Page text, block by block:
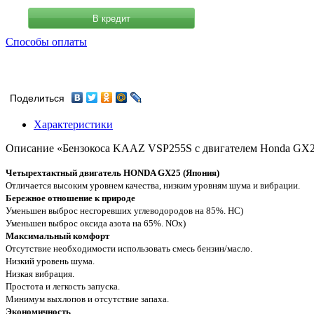
В кредит
Способы оплаты
Поделиться
Характеристики
Описание «Бензокоса KAAZ VSP255S с двигателем Honda
Четырехтактный двигатель HONDA GX25 (Япония)
Отличается высоким уровнем качества, низким уровням шума и вибрации.
Бережное отношение к природе
Уменьшен выброс несгоревших углеводородов на 85%. НС)
Уменьшен выброс оксида азота на 65%. NOx)
Максимальный комфорт
Отсутствие необходимости использовать смесь бензин/масло.
Низкий уровень шума.
Низкая вибрация.
Простота и легкость запуска.
Минимум выхлопов и отсутствие запаха.
Экономичность